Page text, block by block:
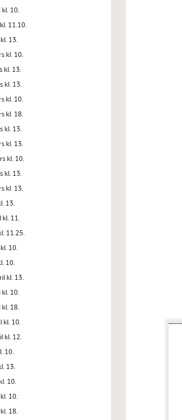
10.
11.10.
13.
kl. 10.
kl. 13.
kl. 13.
kl. 10.
kl. 18.
kl. 13.
kl. 13.
kl. 10.
kl. 13.
kl. 13.
13.
11.
11.25.
10.
10.
kl. 13.
10.
18.
kl. 10.
kl. 12.
10.
13.
10.
10.
18.